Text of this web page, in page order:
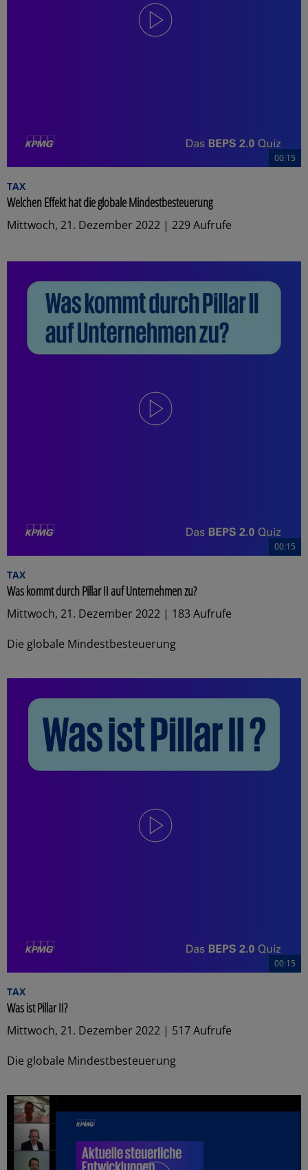
00:15
TAX
Welchen Effekt hat die globale Mindestbesteuerung
Mittwoch, 21. Dezember 2022 | 229 Aufrufe
00:15
TAX
Was kommt durch Pillar II auf Unternehmen zu?
Mittwoch, 21. Dezember 2022 | 183 Aufrufe
Die globale Mindestbesteuerung
00:15
TAX
Was ist Pillar II?
Mittwoch, 21. Dezember 2022 | 517 Aufrufe
Die globale Mindestbesteuerung